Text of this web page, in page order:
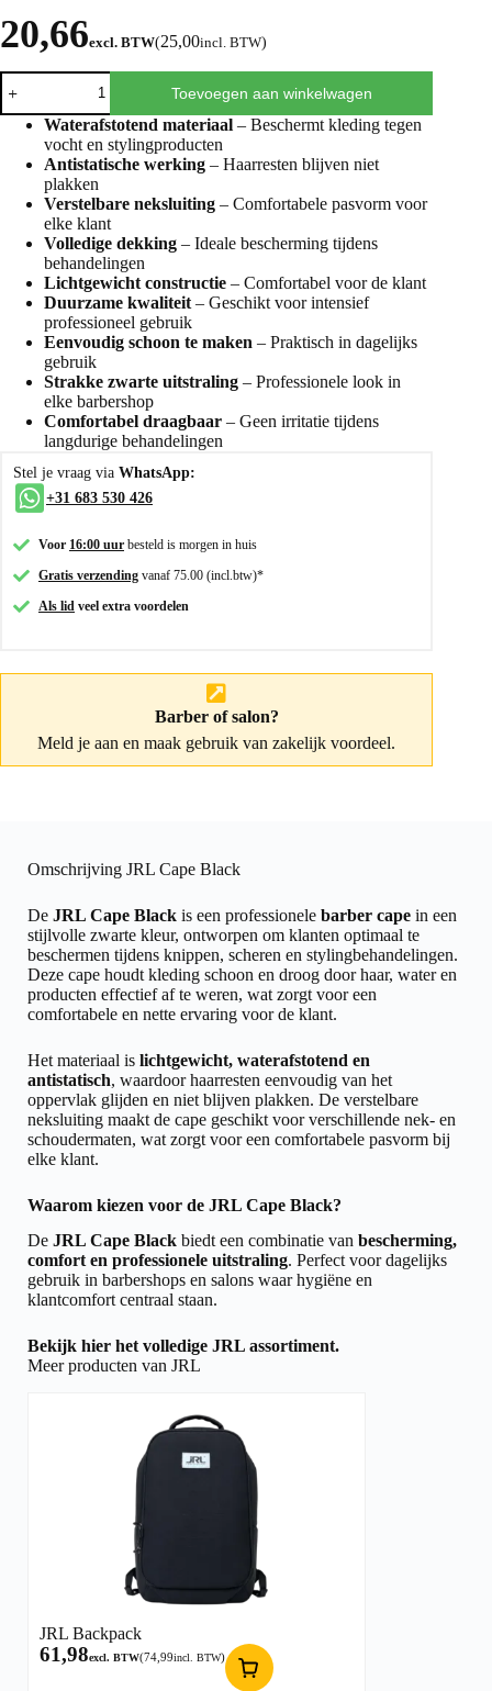
20,66excl. BTW(25,00incl. BTW)
Toevoegen aan winkelwagen
Waterafstotend materiaal – Beschermt kleding tegen
vocht en stylingproducten
Antistatische werking – Haarresten blijven niet
plakken
Verstelbare neksluiting – Comfortabele pasvorm voor
elke klant
Volledige dekking – Ideale bescherming tijdens
behandelingen
Lichtgewicht constructie – Comfortabel voor de klant
Duurzame kwaliteit – Geschikt voor intensief
professioneel gebruik
Eenvoudig schoon te maken – Praktisch in dagelijks
gebruik
Strakke zwarte uitstraling – Professionele look in
elke barbershop
Comfortabel draagbaar – Geen irritatie tijdens
langdurige behandelingen
Stel je vraag via WhatsApp:
+31 683 530 426
Voor 16:00 uur besteld is morgen in huis
Gratis verzending vanaf 75.00 (incl.btw)*
Als lid veel extra voordelen
Barber of salon?
Meld je aan en maak gebruik van zakelijk voordeel.
Omschrijving JRL Cape Black
De JRL Cape Black is een professionele barber cape in een
stijlvolle zwarte kleur, ontworpen om klanten optimaal te
beschermen tijdens knippen, scheren en stylingbehandelingen.
Deze cape houdt kleding schoon en droog door haar, water en
producten effectief af te weren, wat zorgt voor een
comfortabele en nette ervaring voor de klant.
Het materiaal is lichtgewicht, waterafstotend en
antistatisch, waardoor haarresten eenvoudig van het
oppervlak glijden en niet blijven plakken. De verstelbare
neksluiting maakt de cape geschikt voor verschillende nek- en
schoudermaten, wat zorgt voor een comfortabele pasvorm bij
elke klant.
Waarom kiezen voor de JRL Cape Black?
De JRL Cape Black biedt een combinatie van bescherming,
comfort en professionele uitstraling. Perfect voor dagelijks
gebruik in barbershops en salons waar hygiëne en
klantcomfort centraal staan.
Bekijk hier het volledige JRL assortiment.
Meer producten van JRL
JRL Backpack
61,98excl. BTW(74,99incl. BTW)